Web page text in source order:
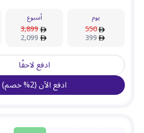
يوم
550
399
أسبوع
3,899
2,099
ادفع لاحقًا
ادفع الآن(
2
%خصم)